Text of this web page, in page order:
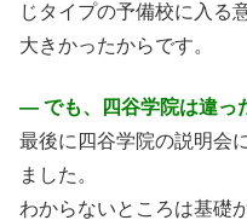
じタイプの予備校に入る
大きかったからです。
― でも、四谷学院は違っ
最後に四谷学院の説明会
ました。
わからないところは基礎